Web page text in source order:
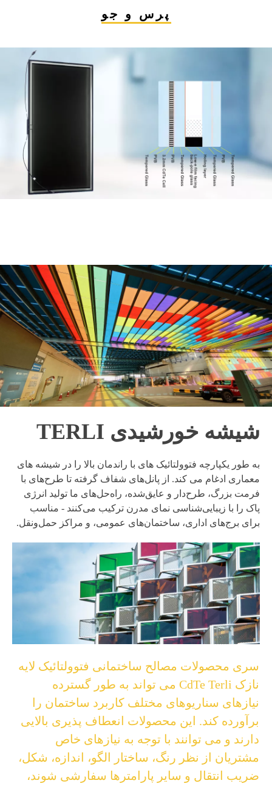
پرس و جو
شیشه خورشیدی TERLI
به طور یکپارچه فتوولتائیک های با راندمان بالا را در شیشه های
معماری ادغام می کند. از پانل‌های شفاف گرفته تا طرح‌های با
فرمت بزرگ، طرح‌دار و عایق‌شده، راه‌حل‌های ما تولید انرژی
پاک را با زیبایی‌شناسی نمای مدرن ترکیب می‌کنند - مناسب
برای برج‌های اداری، ساختمان‌های عمومی، و مراکز حمل‌ونقل.
سری محصولات مصالح ساختمانی فتوولتائیک لایه
نازک CdTe Terli می تواند به طور گسترده
نیازهای سناریوهای مختلف کاربرد ساختمان را
برآورده کند. این محصولات انعطاف پذیری بالایی
دارند و می توانند با توجه به نیازهای خاص
مشتریان از نظر رنگ، ساختار الگو، اندازه، شکل،
ضریب انتقال و سایر پارامترها سفارشی شوند،